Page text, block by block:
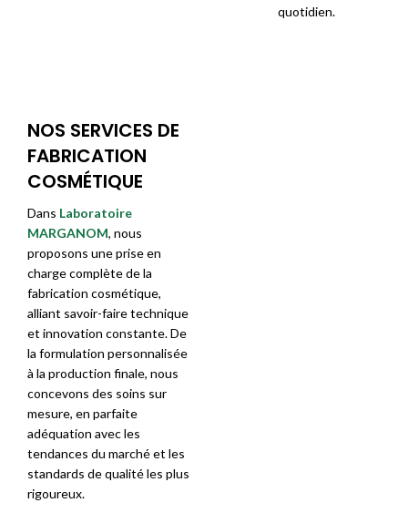
quotidien.
NOS SERVICES DE
FABRICATION
COSMÉTIQUE
Dans Laboratoire
MARGANOM, nous
proposons une prise en
charge complète de la
fabrication cosmétique,
alliant savoir-faire technique
et innovation constante. De
la formulation personnalisée
à la production finale, nous
concevons des soins sur
mesure, en parfaite
adéquation avec les
tendances du marché et les
standards de qualité les plus
rigoureux.